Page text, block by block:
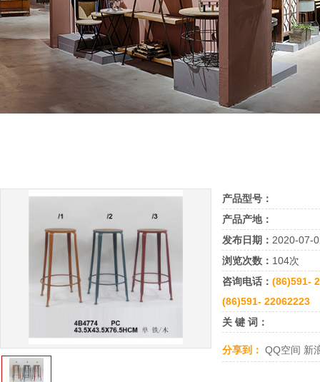
产品型号：
产品产地：
发布日期： 2020-07-
浏览次数： 104次
咨询电话： (86)591-
(86)591- 22062223
关 键 词：
分享到： QQ空间 新